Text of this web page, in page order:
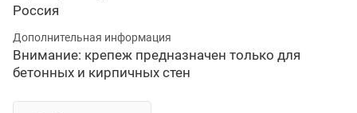
Россия
Дополнительная информация
Внимание: крепеж предназначен только для
бетонных и кирпичных стен